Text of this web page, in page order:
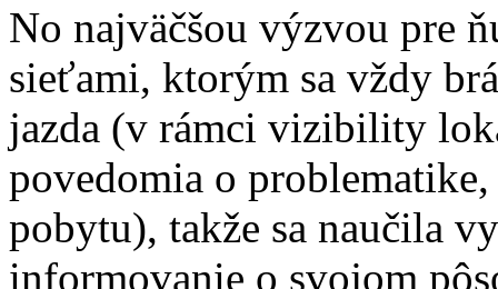
No najväčšou výzvou pre
sieťami, ktorým sa vždy
jazda (v rámci vizibility
povedomia o
pobytu), takže sa naučila
informovanie o svojom